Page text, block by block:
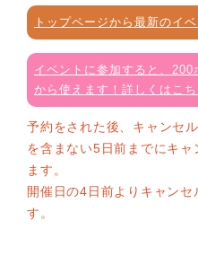
トップページから最新のイ
イベントに参加すると、200
から使えます！詳しくはこち
予約をされた後、キャンセ
を含まない5日前までにキ
ます。
開催日の4日前よりキャン
す。